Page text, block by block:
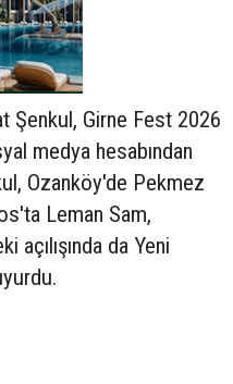
Şenkul, Girne Fest 2026
medya hesabından
Ozanköy'de Pekmez
Leman Sam,
açılışında da Yeni